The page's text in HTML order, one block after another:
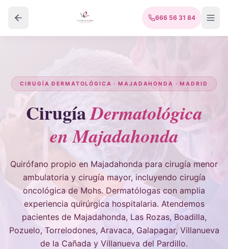
666 56 31 84
CIRUGÍA DERMATOLÓGICA · MAJADAHONDA · MADRID
CirugíaDermatológica
en Majadahonda
Quirófano propio en Majadahonda para cirugía menor
ambulatoria y cirugía mayor, incluyendo cirugía
oncológica de Mohs. Dermatólogas con amplia
experiencia quirúrgica hospitalaria. Atendemos
pacientes de Majadahonda, Las Rozas, Boadilla,
Pozuelo, Torrelodones, Aravaca, Galapagar, Villanueva
de la Cañada y Villanueva del Pardillo.